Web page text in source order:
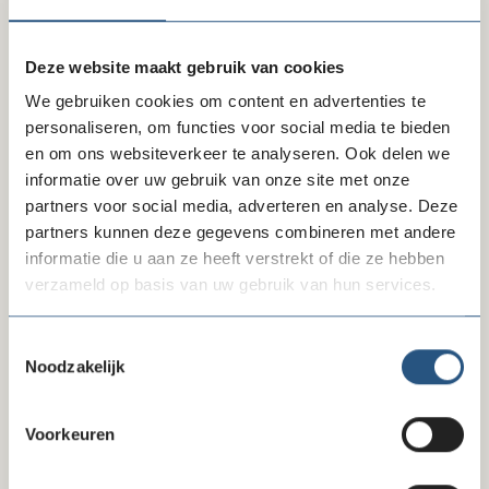
Deze website maakt gebruik van cookies
We gebruiken cookies om content en advertenties te
personaliseren, om functies voor social media te bieden
en om ons websiteverkeer te analyseren. Ook delen we
informatie over uw gebruik van onze site met onze
partners voor social media, adverteren en analyse. Deze
partners kunnen deze gegevens combineren met andere
informatie die u aan ze heeft verstrekt of die ze hebben
verzameld op basis van uw gebruik van hun services.
Noodzakelijk
Voorkeuren
Geen disproportionele lastenverzwaring en
verhoging regeldruk
In de wet was ook een deponeringsplicht voor
stichtingen om hun balans en staat van baten en lasten
te deponeren bij het Handelsregister opgenomen.
verplichting betekent weer een lastenverzwaring voor
het goede doel met het risico dat vrijwilligers afhaken.
Deze generieke verplichting voor alle stichtingen in
Nederland vinden wij disproportioneel. Bovendien gaf
minister van Weel aan dat de wet naar schatting maar
voor ’twee tot vijf gevallen per jaar’ nodig zal zijn.
vaandel
Momenteel zijn er al regels om verdachte geldstromen
aan te pakken, bijvoorbeeld via het strafrecht, controles